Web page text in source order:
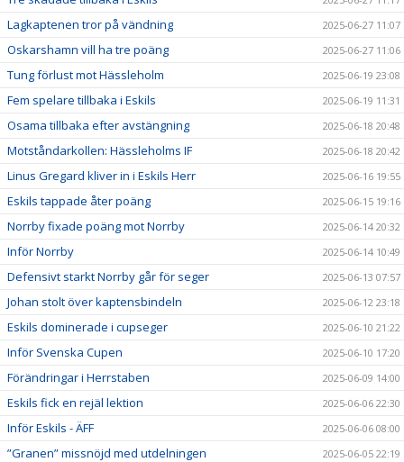
Lagkaptenen tror på vändning 2025-06-27 11:07
Oskarshamn vill ha tre poäng 2025-06-27 11:06
Tung förlust mot Hässleholm 2025-06-19 23:08
Fem spelare tillbaka i Eskils 2025-06-19 11:31
Osama tillbaka efter avstängning 2025-06-18 20:48
Motståndarkollen: Hässleholms IF 2025-06-18 20:42
Linus Gregard kliver in i Eskils Herr 2025-06-16 19:55
Eskils tappade åter poäng 2025-06-15 19:16
Norrby fixade poäng mot Norrby 2025-06-14 20:32
Inför Norrby 2025-06-14 10:49
Defensivt starkt Norrby går för seger 2025-06-13 07:57
Johan stolt över kaptensbindeln 2025-06-12 23:18
Eskils dominerade i cupseger 2025-06-10 21:22
Inför Svenska Cupen 2025-06-10 17:20
Förändringar i Herrstaben 2025-06-09 14:00
Eskils fick en rejäl lektion 2025-06-06 22:30
Inför Eskils - ÄFF 2025-06-06 08:00
”Granen” missnöjd med utdelningen 2025-06-05 22:19